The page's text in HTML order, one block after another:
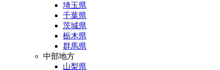
埼玉県
千葉県
茨城県
栃木県
群馬県
中部地方
山梨県